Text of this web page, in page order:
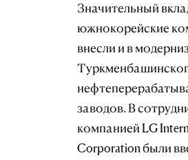
Значительный
южнокорейские
внесли и в
заводов. В
компанией LG
Corporation были